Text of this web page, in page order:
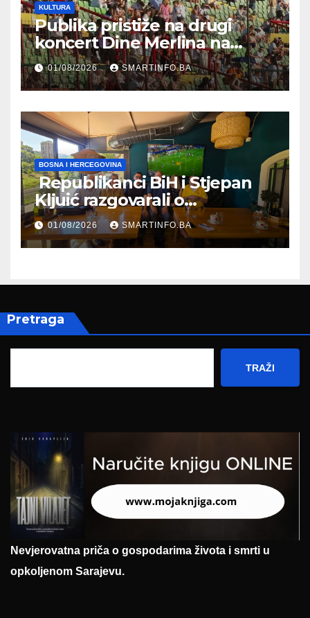
KULTURA
Publika pristiže na drugi
koncert Dine Merlina na
Koševu
01/08/2026 SMARTINFO.BA
BOSNA I HERCEGOVINA
Republikanci BiH i Stjepan
Kljuić razgovarali o
evropskom putu Bosne i
Hercegovine
01/08/2026 SMARTINFO.BA
Pretraga
TRAŽI
Nevjerovatna priča o gospodarima života i smrti u
opkoljenom Sarajevu.